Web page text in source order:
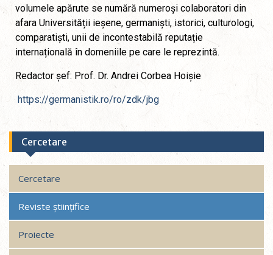
volumele apărute se numără numeroși colaboratori din
afara Universității ieșene, germaniști, istorici, culturologi,
comparatiști, unii de incontestabilă reputație
internațională în domeniile pe care le reprezintă.
Redactor șef: Prof. Dr. Andrei Corbea Hoișie
https://germanistik.ro/ro/zdk/jbg
Cercetare
Cercetare
Reviste științifice
Proiecte